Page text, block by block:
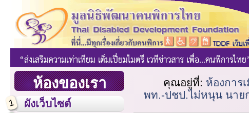
ห้องของเรา
1 ผังเว็บไซต์
คุณอยู่ที่: ห้องการ
พท.-ปชป.ไม่หนุน นาย